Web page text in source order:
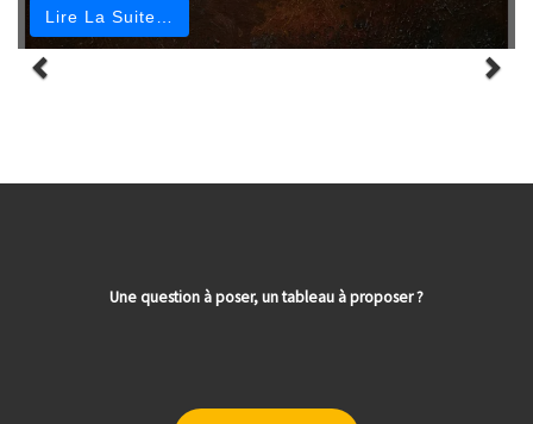
Lire La Suite…
Une question à poser, un tableau à proposer ?